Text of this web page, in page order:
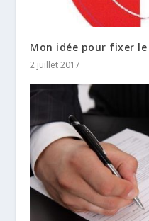
Mon idée pour fixer
2 juillet 2017